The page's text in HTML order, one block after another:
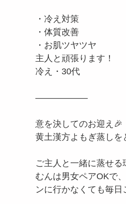
・冷え対策
・体質改善
・お肌ツヤツヤ
主人と頑張ります！
冷え・30代
——————
意を決してのお迎え🎉
黄土漢方よもぎ蒸しを
ご主人と一緒に蒸せ
むんは男女ペアOKで
ンに行かなくても毎日